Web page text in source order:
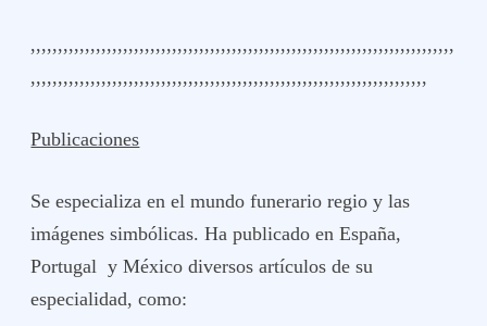
,,,,,,,,,,,,,,,,,,,,,,,,,,,,,,,,,,,,,,,,,,,,,,,,,,,,,,,,,,,,,,,,,,,,,,,,,,,,,,
,,,,,,,,,,,,,,,,,,,,,,,,,,,,,,,,,,,,,,,,,,,,,,,,,,,,,,,,,,,,,,,,,,,,,,,,,
Publicaciones
Se especializa en el mundo funerario regio y las
imágenes simbólicas. Ha publicado en España,
Portugal y México diversos artículos de su
especialidad, como: